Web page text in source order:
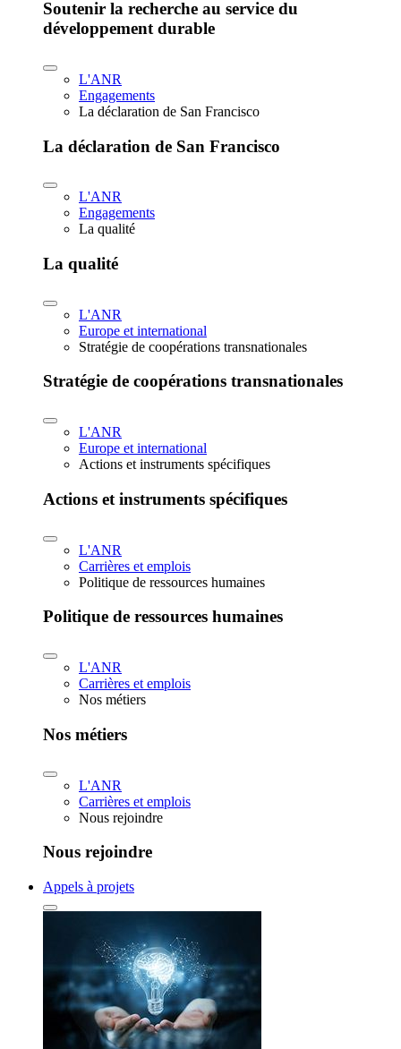
Soutenir la recherche au service du
développement durable
L'ANR
Engagements
La déclaration de San Francisco
La déclaration de San Francisco
L'ANR
Engagements
La qualité
La qualité
L'ANR
Europe et international
Stratégie de coopérations transnationales
Stratégie de coopérations transnationales
L'ANR
Europe et international
Actions et instruments spécifiques
Actions et instruments spécifiques
L'ANR
Carrières et emplois
Politique de ressources humaines
Politique de ressources humaines
L'ANR
Carrières et emplois
Nos métiers
Nos métiers
L'ANR
Carrières et emplois
Nous rejoindre
Nous rejoindre
Appels à projets